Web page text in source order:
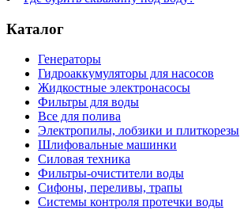
Каталог
Генераторы
Гидроаккумуляторы для насосов
Жидкостные электронасосы
Фильтры для воды
Все для полива
Электропилы, лобзики и плиткорезы
Шлифовальные машинки
Силовая техника
Фильтры-очистители воды
Сифоны, переливы, трапы
Системы контроля протечки воды